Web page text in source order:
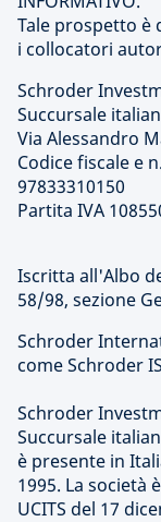
Tale prospetto è
i collocatori
Schroder
Succursale
Via Alessandro
Codice fiscale e
97833310150
Partita IVA
Iscritta all'Albo
58/98, sezione
Schroder
come Schroder
Schroder
Succursale
è presente in
1995. La società
UCITS del 17